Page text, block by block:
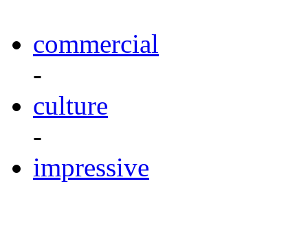
commercial
-
culture
-
impressive